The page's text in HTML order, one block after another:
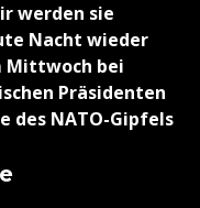
werden sie
Nacht wieder
Mittwoch bei
Präsidenten
des NATO-Gipfels